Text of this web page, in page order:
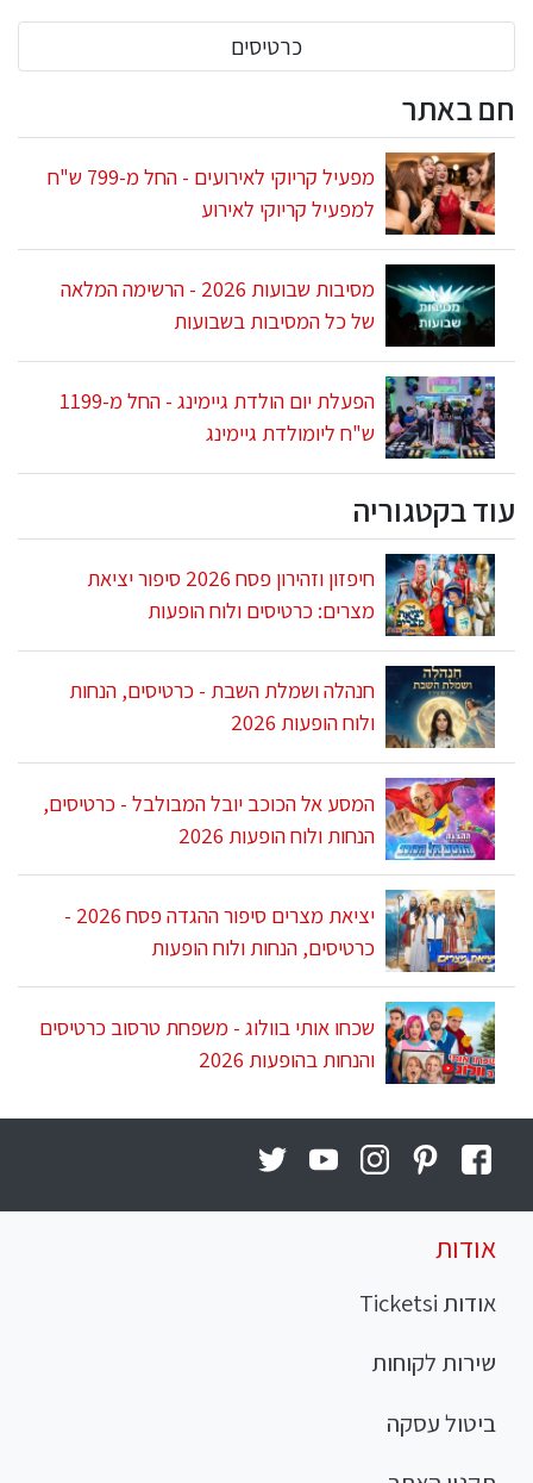
כרטיסים
חם באתר
מפעיל קריוקי לאירועים - החל מ-799 ש"ח
למפעיל קריוקי לאירוע
מסיבות שבועות 2026 - הרשימה המלאה
של כל המסיבות בשבועות
הפעלת יום הולדת גיימינג - החל מ-1199
ש"ח ליומולדת גיימינג
עוד בקטגוריה
חיפזון וזהירון פסח 2026 סיפור יציאת
מצרים: כרטיסים ולוח הופעות
חנהלה ושמלת השבת - כרטיסים, הנחות
ולוח הופעות 2026
המסע אל הכוכב יובל המבולבל - כרטיסים,
הנחות ולוח הופעות 2026
יציאת מצרים סיפור ההגדה פסח 2026 -
כרטיסים, הנחות ולוח הופעות
שכחו אותי בוולוג - משפחת טרסוב כרטיסים
והנחות בהופעות 2026
אודות
אודות Ticketsi
שירות לקוחות
ביטול עסקה